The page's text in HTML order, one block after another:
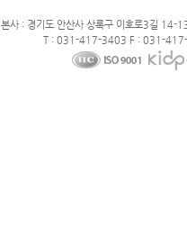
본사 : 경기도 안산사 상록구 이호로3길 14-
T : 031-417-3403 F : 031-